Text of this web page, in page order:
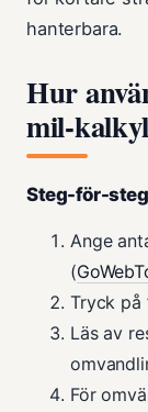
hanterbara.
Hur
mil-
Steg-för-
Ange
(
Tryck på
Läs av
För